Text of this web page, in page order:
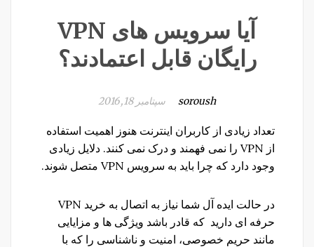
آیا سرویس های VPN
رایگان قابل اعتمادند؟
soroush سپتامبر 18, 2016
تعداد زیادی از کاربران اینترنت هنوز اهمیت استفاده
از VPN را نمی فهمند و درک نمی کنند. دلایل زیادی
وجود دارد که چرا باید به سرویس VPN متصل شوند.
در حالت ایده آل شما نیاز به اتصال به خرید VPN
حرفه ای دارید که قادر باشد ویژگی ها و مزایایی
مانند حریم خصوصی، امنیت و ناشناسی را که با